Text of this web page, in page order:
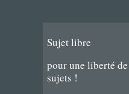
Sujet libre
pour une liberté de
sujets !